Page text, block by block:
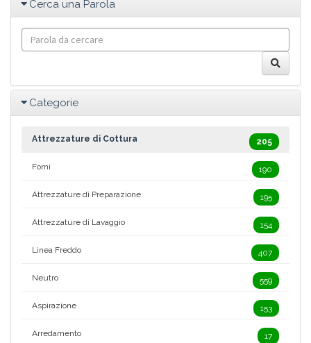
Cerca una Parola
Categorie
Attrezzature di Cottura 205
Forni 190
Attrezzature di Preparazione 195
Attrezzature di Lavaggio 154
Linea Freddo 407
Neutro 559
Aspirazione 153
Arredamento 17